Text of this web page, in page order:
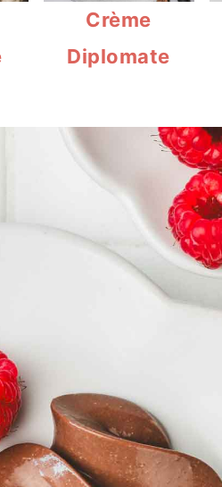
Crème
Diplomate